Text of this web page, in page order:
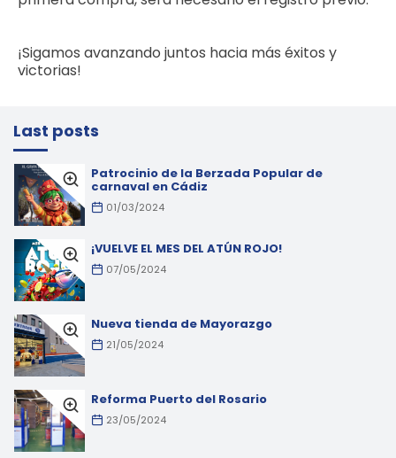
¡Sigamos avanzando juntos hacia más éxitos y
victorias!
Last posts
Patrocinio de la Berzada Popular de
carnaval en Cádiz
01/03/2024
¡VUELVE EL MES DEL ATÚN ROJO!
07/05/2024
Nueva tienda de Mayorazgo
21/05/2024
Reforma Puerto del Rosario
23/05/2024